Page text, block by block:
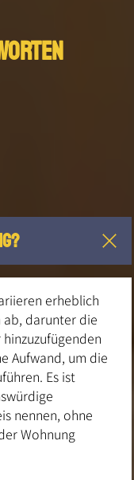
erheblich
ab, darunter die
Aufwand, um die
Es ist
nennen, ohne
Wohnung